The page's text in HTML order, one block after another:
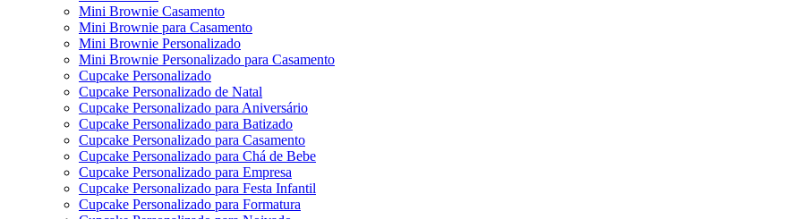
Mini Brownie Casamento
Mini Brownie para Casamento
Mini Brownie Personalizado
Mini Brownie Personalizado para Casamento
Cupcake Personalizado
Cupcake Personalizado de Natal
Cupcake Personalizado para Aniversário
Cupcake Personalizado para Batizado
Cupcake Personalizado para Casamento
Cupcake Personalizado para Chá de Bebe
Cupcake Personalizado para Empresa
Cupcake Personalizado para Festa Infantil
Cupcake Personalizado para Formatura